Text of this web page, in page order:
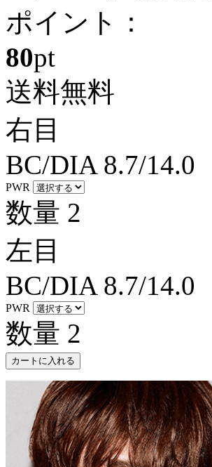
ポイント：
80pt
送料無料
右目
BC/DIA 8.7/14.0
PWR
数量 2
左目
BC/DIA 8.7/14.0
PWR
数量 2
カートに入れる